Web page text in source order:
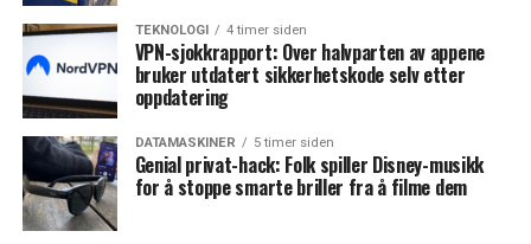
TEKNOLOGI 4 timer siden
VPN-sjokkrapport: Over halvparten av appene
bruker utdatert sikkerhetskode selv etter
oppdatering
DATAMASKINER 5 timer siden
Genial privat-hack: Folk spiller Disney-musikk
for å stoppe smarte briller fra å filme dem